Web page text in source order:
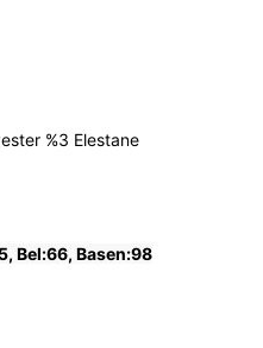
%3 Elestane
Bel:66, Basen:98